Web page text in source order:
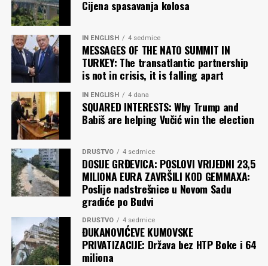
Cijena spasavanja kolosa
IN ENGLISH 4 sedmice
MESSAGES OF THE NATO SUMMIT IN
TURKEY: The transatlantic partnership
is not in crisis, it is falling apart
IN ENGLISH 4 dana
SQUARED INTERESTS: Why Trump and
Babiš are helping Vučić win the election
DRUŠTVO 4 sedmice
DOSIJE GRĐEVICA: POSLOVI VRIJEDNI 23,5
MILIONA EURA ZAVRŠILI KOD GEMMAXA:
Poslije nadstrešnice u Novom Sadu
gradiće po Budvi
DRUŠTVO 4 sedmice
ĐUKANOVIĆEVE KUMOVSKE
PRIVATIZACIJE: Država bez HTP Boke i 64
miliona